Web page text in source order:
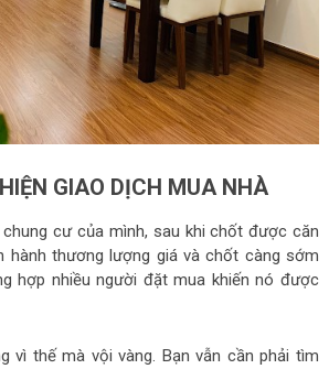
GIAO DỊCH MUA NHÀ
cư của mình, sau khi chốt được căn
hành thương lượng giá và chốt càng sớm
hợp nhiều người đặt mua khiến nó được
vì thế mà vội vàng. Bạn vẫn cần phải tìm